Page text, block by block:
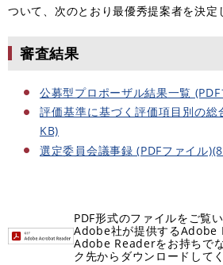
ついて、次のとおり最優秀提案者を決定
審査結果
公募型プロポーザル結果一覧
評価基準に基づく評価項目別の総
KB)
選定委員会議事録 (PDFファイル
PDF形式のファイルをご覧
Adobe社が提供するAdobe
Adobe Readerをお持ちで
ク先からダウンロードして